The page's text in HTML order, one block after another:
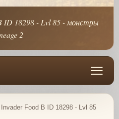
ID 18298 - Lvl 85 - монстры
2
Food B ID 18298 - Lvl 85